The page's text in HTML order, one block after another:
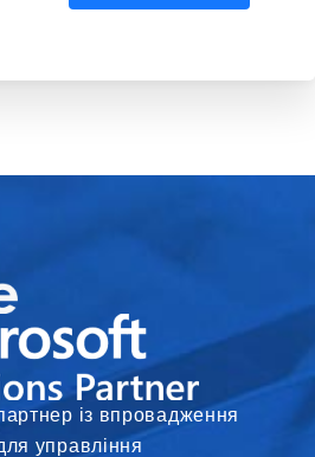
із впровадження
управління